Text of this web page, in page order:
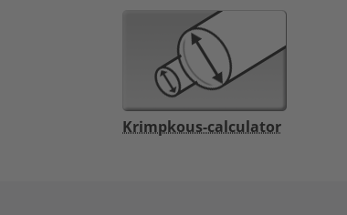
Krimpkous-calculator